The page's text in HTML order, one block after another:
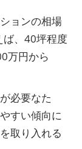
ョンの相場
ば、40坪程度
万円から
必要なた
すい傾向に
取り入れる